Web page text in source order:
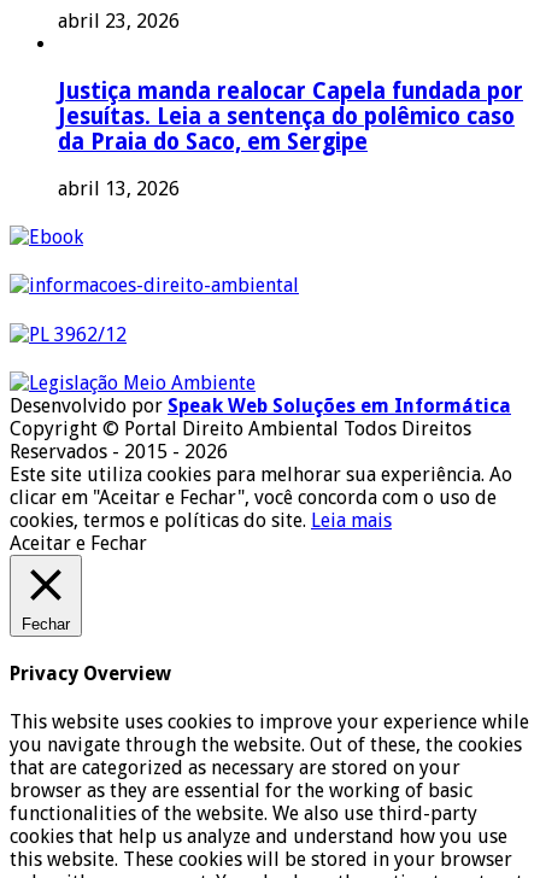
abril 23, 2026
Justiça manda realocar Capela fundada por
Jesuítas. Leia a sentença do polêmico caso
da Praia do Saco, em Sergipe
abril 13, 2026
Desenvolvido por Speak Web Soluções em Informática
Copyright © Portal Direito Ambiental Todos Direitos
Reservados - 2015 - 2026
Este site utiliza cookies para melhorar sua experiência. Ao
clicar em "Aceitar e Fechar", você concorda com o uso de
cookies, termos e políticas do site. Leia mais
Aceitar e Fechar
Fechar
Privacy Overview
This website uses cookies to improve your experience while
you navigate through the website. Out of these, the cookies
that are categorized as necessary are stored on your
browser as they are essential for the working of basic
functionalities of the website. We also use third-party
cookies that help us analyze and understand how you use
this website. These cookies will be stored in your browser